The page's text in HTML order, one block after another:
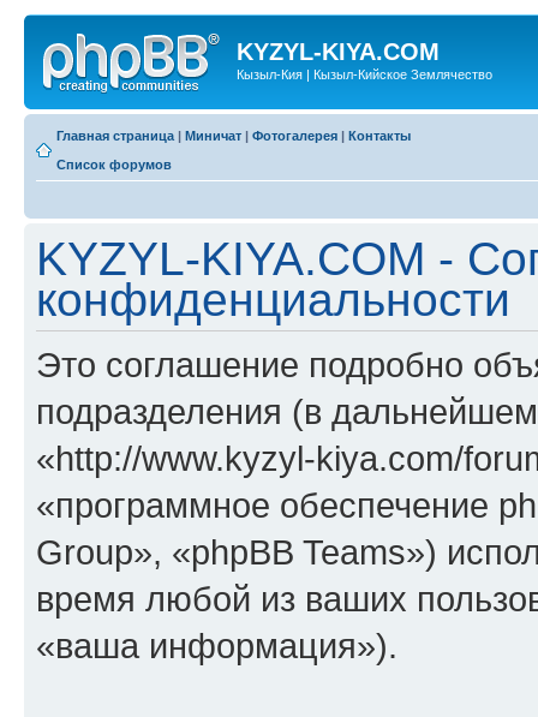
KYZYL-KIYA.COM
Кызыл-Кия | Кызыл-Кийское Землячество
Главная страница | Миничат | Фотогалерея | Контакты
Список форумов
KYZYL-KIYA.COM -
конфиденциальности
Это соглашение подробно
подразделения (в
«http://www.kyzyl-kiya.com/
«программное обеспечение
Group», «phpBB Teams»)
время любой из ваших
«ваша информация»).